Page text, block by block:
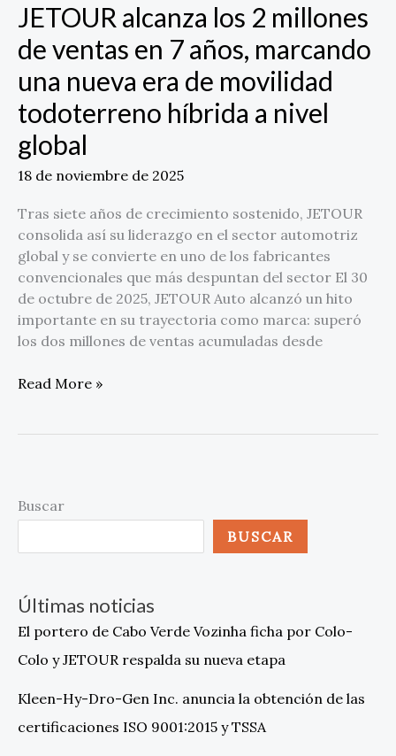
JETOUR alcanza los 2 millones
de ventas en 7 años, marcando
una nueva era de movilidad
todoterreno híbrida a nivel
global
18 de noviembre de 2025
Tras siete años de crecimiento sostenido, JETOUR
consolida así su liderazgo en el sector automotriz
global y se convierte en uno de los fabricantes
convencionales que más despuntan del sector El 30
de octubre de 2025, JETOUR Auto alcanzó un hito
importante en su trayectoria como marca: superó
los dos millones de ventas acumuladas desde
era
de
todoterreno
híbrida
nivel
global
Read More »
Buscar
BUSCAR
Últimas noticias
El portero de Cabo Verde Vozinha ficha por Colo-
Colo y JETOUR respalda su nueva etapa
Kleen-Hy-Dro-Gen Inc. anuncia la obtención de las
certificaciones ISO 9001:2015 y TSSA